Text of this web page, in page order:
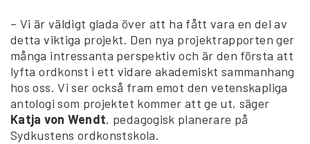
– Vi är väldigt glada över att ha fått vara en del av
detta viktiga projekt. Den nya projektrapporten ger
många intressanta perspektiv och är den första att
lyfta ordkonst i ett vidare akademiskt sammanhang
hos oss. Vi ser också fram emot den vetenskapliga
antologi som projektet kommer att ge ut, säger
Katja von Wendt, pedagogisk planerare på
Sydkustens ordkonstskola.